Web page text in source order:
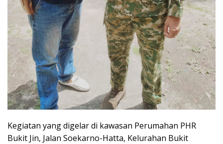
Kegiatan yang digelar di kawasan Perumahan PHR
Bukit Jin, Jalan Soekarno-Hatta, Kelurahan Bukit